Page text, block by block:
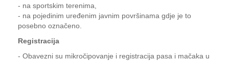
- na sportskim terenima,
- na pojedinim uređenim javnim površinama gdje je to
posebno označeno.
Registracija
- Obavezni su mikročipovanje i registracija pasa i mačaka u